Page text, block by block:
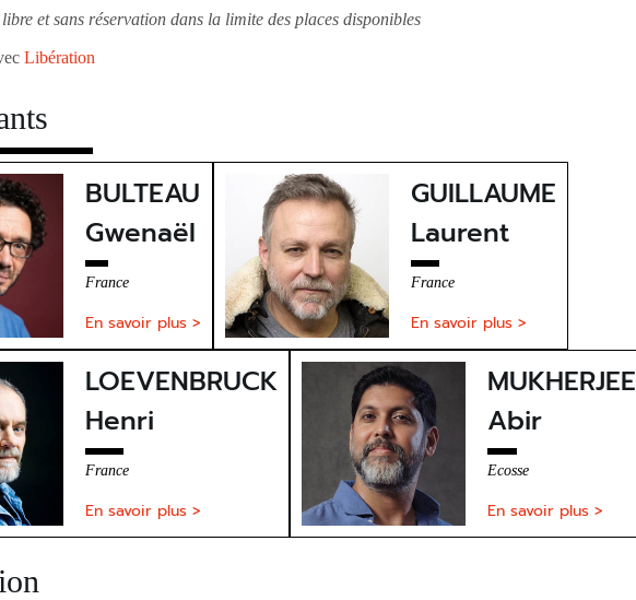
et sans réservation dans la limite des places disponibles
Libération
BULTEAU
Gwenaël
France
En savoir plus >
GUILLAUME
Laurent
France
En savoir plus >
LOEVENBRUCK
Henri
France
En savoir plus >
MUKHERJEE
Abir
Ecosse
En savoir plus >